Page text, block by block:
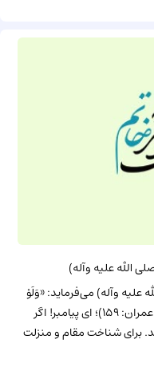
الله علیه وآله)
علیه وآله) می‌فرماید: «وَلَوْ
کُنتَ فَظّاً غَلِیظَ الْقَلْبِ لاَنفَضُّواْ مِنْ حَوْلِکَ»(آل عمران: 159)؛ ای پیامبر! اگر
برای شناخت مقام و منزلت